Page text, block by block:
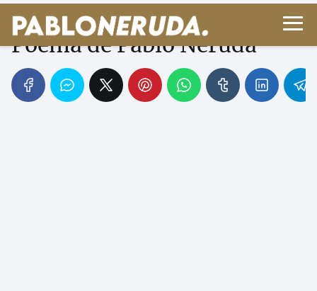
Los hombres y las islas -
Poema de Pablo Neruda